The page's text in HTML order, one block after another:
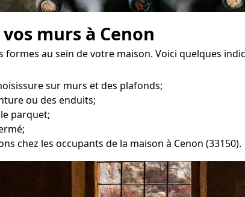
murs à Cenon
au sein de votre maison. Voici quelques
sur murs et des plafonds;
ou des enduits;
parquet;
chez les occupants de la maison à Cenon (33150).